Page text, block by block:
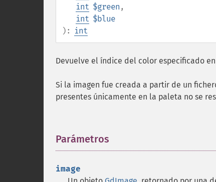
int $green ,
int $blue
):
int
Devuelve el índice del color especificado
Si la imagen fue creada a partir de un
presentes únicamente en la paleta no se
Parámetros
image